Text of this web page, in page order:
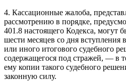
4. Кассационные жалоба,
рассмотрению в порядке,
401.8 настоящего Кодекса, могут
шести месяцев со дня вступления
или иного итогового судебного
содержащегося под стражей, — в
ему копии такого судебного
законную силу.